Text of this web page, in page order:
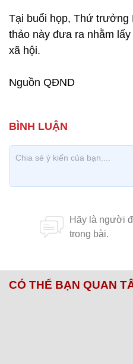
Tại buổi họp, Thứ trưởng
thảo này đưa ra nhằm
xã hội.
Nguồn QĐND
CÓ THỂ BẠN QUAN